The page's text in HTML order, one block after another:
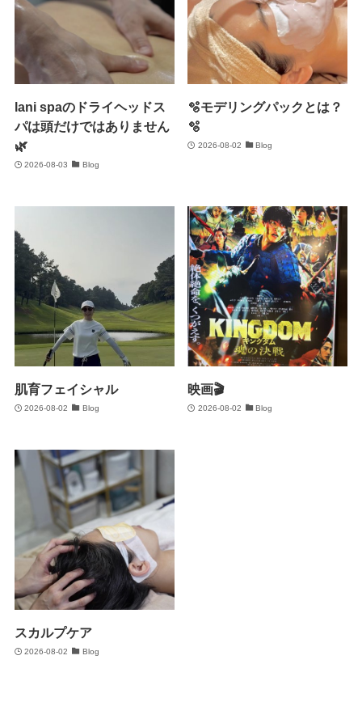
lani spaのドライヘッドス
パは頭だけではありません
🌿
2026-08-03 Blog
🫧モデリングパックとは？
🫧
2026-08-02 Blog
肌育フェイシャル
2026-08-02 Blog
映画🎬
2026-08-02 Blog
スカルプケア
2026-08-02 Blog